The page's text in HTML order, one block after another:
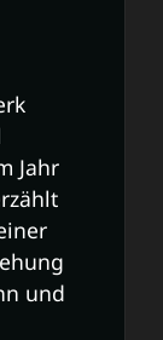
Jahr
und